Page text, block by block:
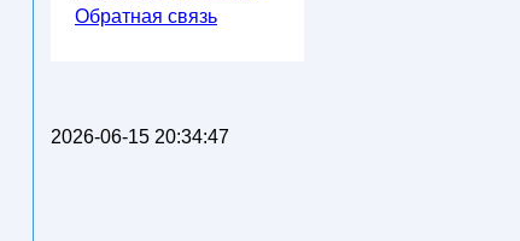
Обратная связь
2026-06-15 20:34:47